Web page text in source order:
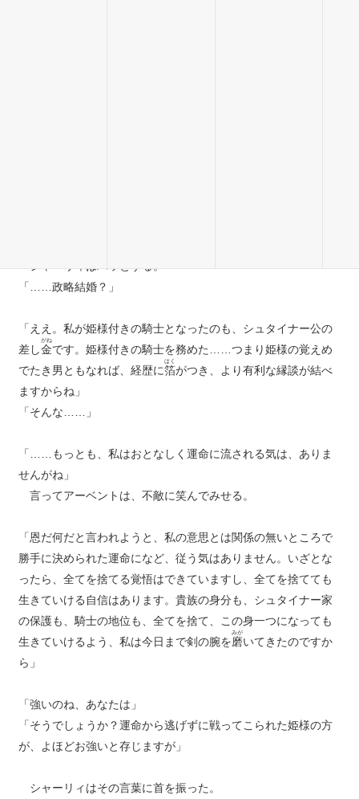
「……政略結婚？」
「ええ。私が姫様付きの騎士となったのも、シュタイナー公の
差し金
がね
です。姫様付きの騎士を務めた……つまり姫様の覚えめ
でたき男ともなれば、経歴に箔
はく
がつき、より有利な縁談が結べ
ますからね」
「そんな……」
「……もっとも、私はおとなしく運命に流される気は、ありま
せんがね」
言ってアーベントは、不敵に笑んでみせる。
「恩だ何だと言われようと、私の意思とは関係の無いところで
勝手に決められた運命になど、従う気はありません。いざとな
ったら、全てを捨てる覚悟はできていますし、全てを捨てても
生きていける自信はあります。貴族の身分も、シュタイナー家
の保護も、騎士の地位も、全てを捨て、この身一つになっても
生きていけるよう、私は今日まで剣の腕を磨
みが
いてきたのですか
ら」
「強いのね、あなたは」
「そうでしょうか？運命から逃げずに戦ってこられた姫様の方
が、よほどお強いと存じますが」
シャーリィはその言葉に首を振った。